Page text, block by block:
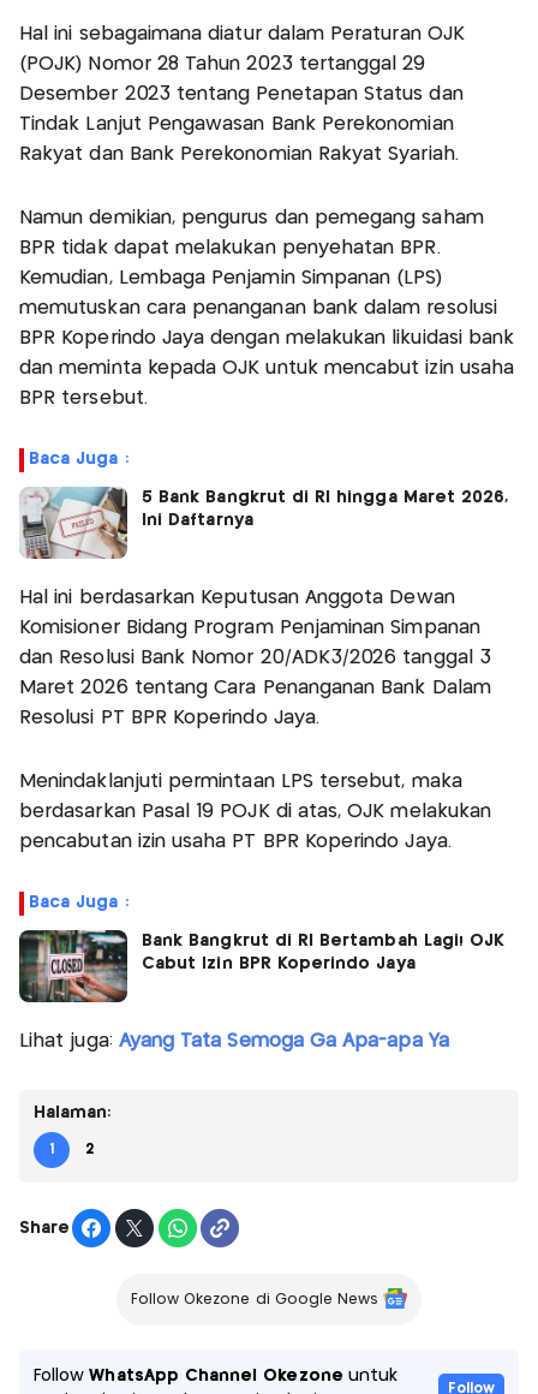
Hal ini sebagaimana diatur dalam Peraturan OJK
(POJK) Nomor 28 Tahun 2023 tertanggal 29
Desember 2023 tentang Penetapan Status dan
Tindak Lanjut Pengawasan Bank Perekonomian
Rakyat dan Bank Perekonomian Rakyat Syariah.
Namun demikian, pengurus dan pemegang saham
BPR tidak dapat melakukan penyehatan BPR.
Kemudian, Lembaga Penjamin Simpanan (LPS)
memutuskan cara penanganan bank dalam resolusi
BPR Koperindo Jaya dengan melakukan likuidasi bank
dan meminta kepada OJK untuk mencabut izin usaha
BPR tersebut.
Baca Juga :
5 Bank Bangkrut di RI hingga Maret 2026,
Ini Daftarnya
Hal ini berdasarkan Keputusan Anggota Dewan
Komisioner Bidang Program Penjaminan Simpanan
dan Resolusi Bank Nomor 20/ADK3/2026 tanggal 3
Maret 2026 tentang Cara Penanganan Bank Dalam
Resolusi PT BPR Koperindo Jaya.
Menindaklanjuti permintaan LPS tersebut, maka
berdasarkan Pasal 19 POJK di atas, OJK melakukan
pencabutan izin usaha PT BPR Koperindo Jaya.
Baca Juga :
Bank Bangkrut di RI Bertambah Lagi! OJK
Cabut Izin BPR Koperindo Jaya
Lihat juga: Ayang Tata Semoga Ga Apa-apa Ya
Halaman:
1 2
Share
Follow Okezone di Google News
FollowWhatsApp Channel Okezone untuk
Follow